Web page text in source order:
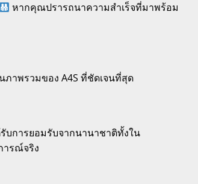
หากคุณปรารถนาความสำเร็จที่มาพร้อม
าพรวมของ A4S ที่ชัดเจนที่สุด
บการยอมรับจากนานาชาติทั้งใน
ารณ์จริง